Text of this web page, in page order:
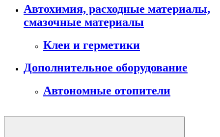
Автохимия, расходные материалы,
смазочные материалы
Клеи и герметики
Дополнительное оборудование
Автономные отопители